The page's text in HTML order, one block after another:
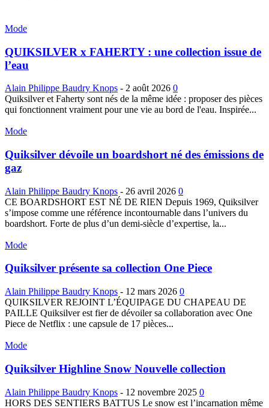
Mode
QUIKSILVER x FAHERTY : une collection issue de
l’eau
Alain Philippe Baudry Knops - 2 août 2026 0
Quiksilver et Faherty sont nés de la même idée : proposer des pièces
qui fonctionnent vraiment pour une vie au bord de l'eau. Inspirée...
Mode
Quiksilver dévoile un boardshort né des émissions de
gaz
Alain Philippe Baudry Knops - 26 avril 2026 0
CE BOARDSHORT EST NÉ DE RIEN Depuis 1969, Quiksilver
s’impose comme une référence incontournable dans l’univers du
boardshort. Forte de plus d’un demi-siècle d’expertise, la...
Mode
Quiksilver présente sa collection One Piece
Alain Philippe Baudry Knops - 12 mars 2026 0
QUIKSILVER REJOINT L’ÉQUIPAGE DU CHAPEAU DE
PAILLE Quiksilver est fier de dévoiler sa collaboration avec One
Piece de Netflix : une capsule de 17 pièces...
Mode
Quiksilver Highline Snow Nouvelle collection
Alain Philippe Baudry Knops - 12 novembre 2025 0
HORS DES SENTIERS BATTUS Le snow est l’incarnation même